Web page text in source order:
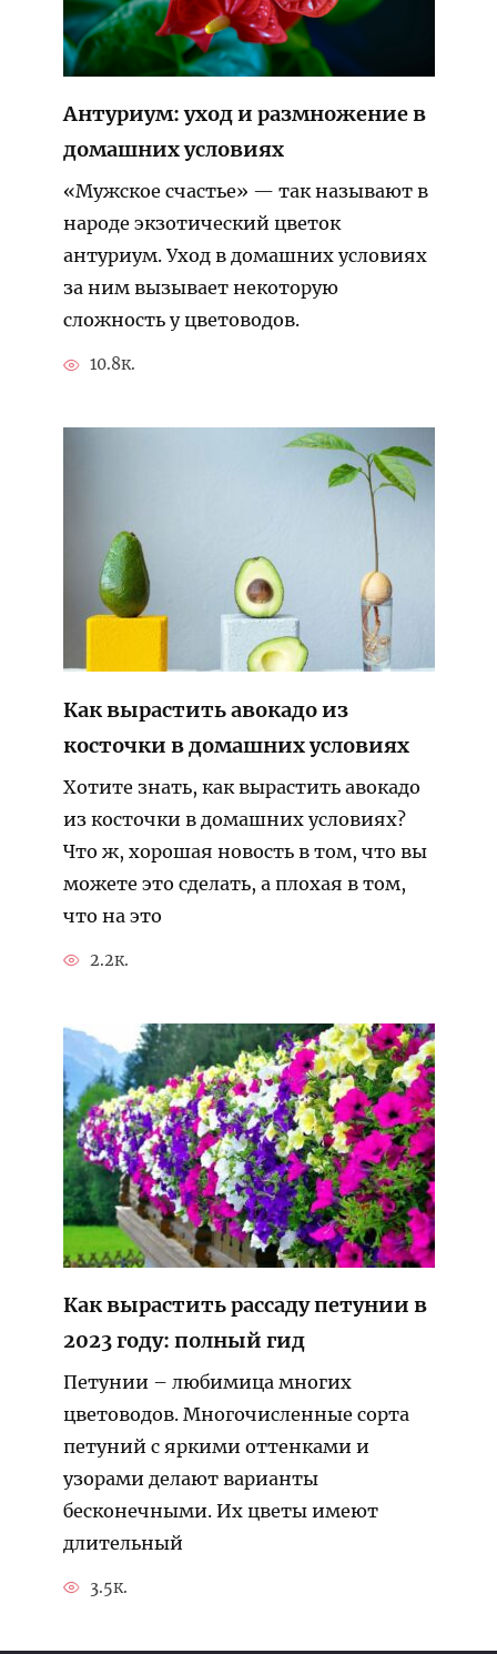
Антуриум: уход и размножение в
домашних условиях
«Мужское счастье» — так называют в
народе экзотический цветок
антуриум. Уход в домашних условиях
за ним вызывает некоторую
сложность у цветоводов.
10.8к.
Как вырастить авокадо из
косточки в домашних условиях
Хотите знать, как вырастить авокадо
из косточки в домашних условиях?
Что ж, хорошая новость в том, что вы
можете это сделать, а плохая в том,
что на это
2.2к.
Как вырастить рассаду петунии в
2023 году: полный гид
Петунии – любимица многих
цветоводов. Многочисленные сорта
петуний с яркими оттенками и
узорами делают варианты
бесконечными. Их цветы имеют
длительный
3.5к.